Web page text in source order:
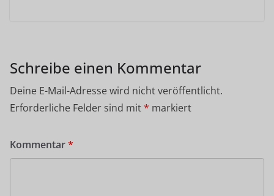
Schreibe einen Kommentar
Deine E-Mail-Adresse wird nicht veröffentlicht.
Erforderliche Felder sind mit* markiert
Kommentar*